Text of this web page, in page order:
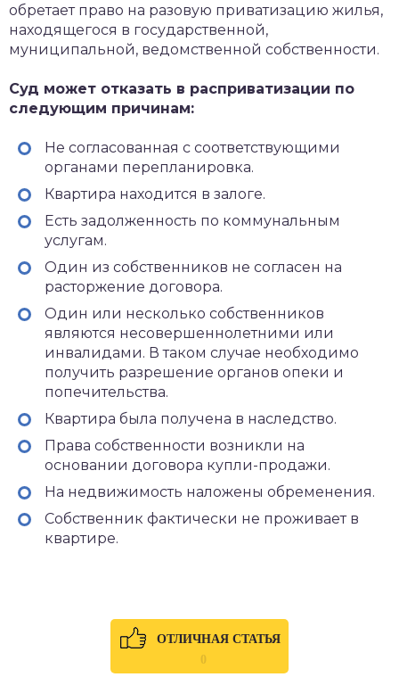
обретает право на разовую приватизацию жилья,
находящегося в государственной,
муниципальной, ведомственной собственности.
Суд может отказать в расприватизации по
следующим причинам:
Не согласованная с соответствующими
органами перепланировка.
Квартира находится в залоге.
Есть задолженность по коммунальным
услугам.
Один из собственников не согласен на
расторжение договора.
Один или несколько собственников
являются несовершеннолетними или
инвалидами. В таком случае необходимо
получить разрешение органов опеки и
попечительства.
Квартира была получена в наследство.
Права собственности возникли на
основании договора купли-продажи.
На недвижимость наложены обременения.
Собственник фактически не проживает в
квартире.
ОТЛИЧНАЯ СТАТЬЯ
0